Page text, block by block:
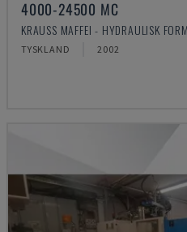
4000-24500 MC
KRAUSS MAFFEI - HYDRAULISK
TYSKLAND 2002